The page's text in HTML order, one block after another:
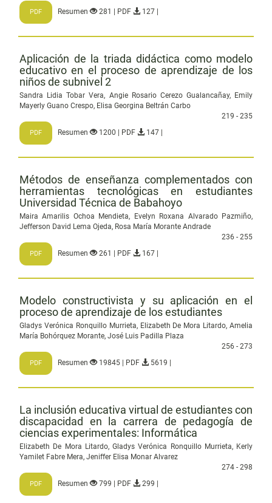
PDF Resumen 281 | PDF 127 |
Aplicación de la triada didáctica como modelo
educativo en el proceso de aprendizaje de los
niños de subnivel 2
Sandra Lidia Tobar Vera, Angie Rosario Cerezo Gualancañay, Emily
Mayerly Guano Crespo, Elisa Georgina Beltrán Carbo
219 - 235
PDF Resumen 1200 | PDF 147 |
Métodos de enseñanza complementados con
herramientas tecnológicas en estudiantes
Universidad Técnica de Babahoyo
Maira Amarilis Ochoa Mendieta, Evelyn Roxana Alvarado Pazmiño,
Jefferson David Lema Ojeda, Rosa María Morante Andrade
236 - 255
PDF Resumen 261 | PDF 167 |
Modelo constructivista y su aplicación en el
proceso de aprendizaje de los estudiantes
Gladys Verónica Ronquillo Murrieta, Elizabeth De Mora Litardo, Amelia
María Bohórquez Morante, José Luis Padilla Plaza
256 - 273
PDF Resumen 19845 | PDF 5619 |
La inclusión educativa virtual de estudiantes con
discapacidad en la carrera de pedagogía de
ciencias experimentales: Informática
Elizabeth De Mora Litardo, Gladys Verónica Ronquillo Murrieta, Kerly
Yamilet Fabre Mera, Jeniffer Elisa Monar Alvarez
274 - 298
PDF Resumen 799 | PDF 299 |